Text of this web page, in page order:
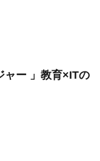
ャー 」教育×ITの